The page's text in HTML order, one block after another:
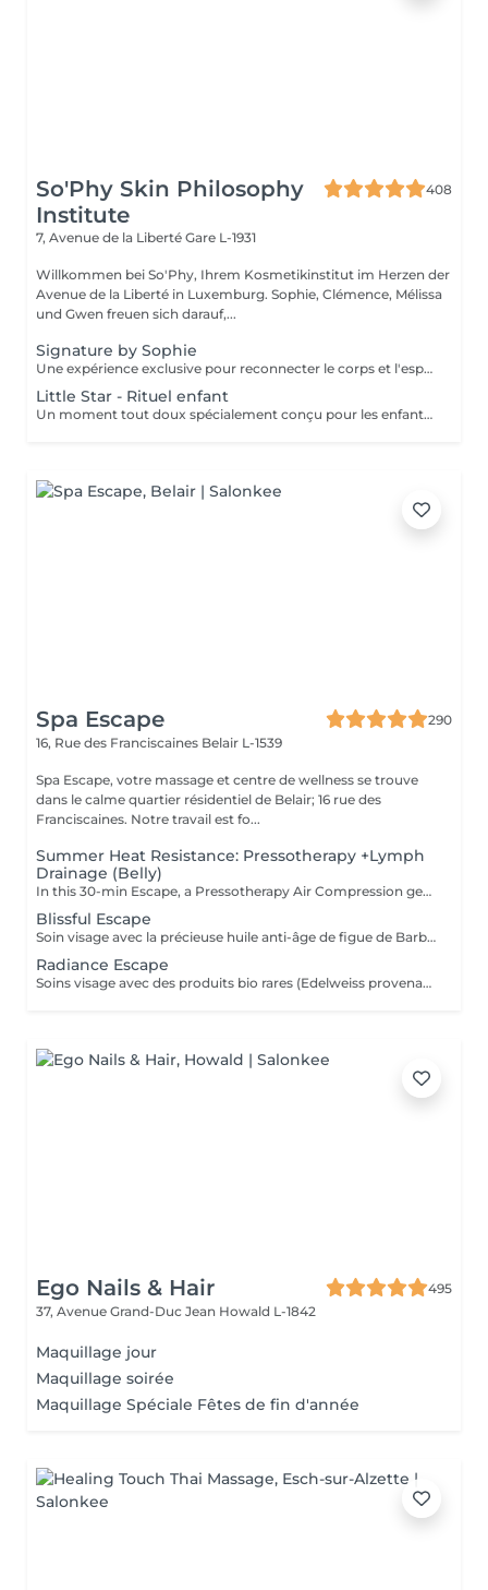
So'Phy Skin Philosophy
Institute
408
7, Avenue de la Liberté Gare L-1931
Willkommen bei So'Phy, Ihrem Kosmetikinstitut im Herzen der
Avenue de la Liberté in Luxemburg. Sophie, Clémence, Mélissa
und Gwen freuen sich darauf,...
Signature by Sophie
Une expérience exclusive pour reconnecter le corps et l'esprit. Ce soin signature débute par un bain de pieds chaud et délassant, invitant le corps à ralentir et à relâcher les premières tensions. Il se poursuit par un massage du dos profondément relaxant, conçu pour libérer les tensions musculaires, apaiser le système nerveux et installer un véritable lâcher-prise. L'expérience continue avec un soin du visage entièrement personnalisé, adapté aux besoins spécifiques de votre peau, afin de la nettoyer, l'hydrater et lui redonner confort et éclat. Au coeur de ce rituel se trouve le massage signature de Sophie, le KobiLift® : une gestuelle précise et enveloppante qui stimule, draine et raffermit la peau tout en illuminant le teint. Au-delà des résultats visibles, ce soin procure une profonde sensation d'équilibre, de légèreté et de renouveau. Un moment suspendu, où le temps ralentit, l'esprit s'apaise et le corps se sent pleinement pris en charge. Idéal pour celles et ceux qui recherchent une relaxation profonde, une peau lumineuse et une véritable parenthèse de reconnexion.
Little Star - Rituel enfant
Un moment tout doux spécialement conçu pour les enfants, afin de leur faire découvrir le plaisir de prendre soin d'eux dans un cadre rassurant et bienveillant. Vous choisissez la durée du soin (60 ou 90 minutes), et nous créons un rituel adapté à leur âge, à leurs envies et à leur sensibilité. L'expérience peut inclure différents soins tels qu'un mini soin du visage, un massage relaxant, une mini manucure ou pédicure, avec possibilité de pose de vernis. Chaque séance est pensée comme un moment ludique et apaisant, pour initier les plus jeunes au bien-être tout en douceur. Un instant de détente idéal pour leur offrir une première expérience en institut, dans le respect de leur rythme et de leurs besoins.
Spa Escape
290
16, Rue des Franciscaines Belair L-1539
Spa Escape, votre massage et centre de wellness se trouve
dans le calme quartier résidentiel de Belair; 16 rue des
Franciscaines. Notre travail est fo...
Summer Heat Resistance: Pressotherapy +Lymph
Drainage (Belly)
In this 30-min Escape, a Pressotherapy Air Compression gently tightens & relaxes the legs to boosts lymphatic drainage and reduces water retention. We add a Lymphatic Drainage Belly Massage to soothe tension and/or toxins caught in the tummy area. Your legs, and feet feel lighter, your body feels less bloated. This offer is available on Tuesday to Thursday from 10 to 3pm.
Blissful Escape
Soin visage avec la précieuse huile anti-âge de figue de Barbarie suivi d'un massage crânien + visage, cou, épaules puis un massage oriental des pieds et des jambes. Ce soin commence par un rafraîchissement stimulant des pieds pour favoriser la circulation sanguine et la relaxation.
Radiance Escape
Soins visage avec des produits bio rares (Edelweiss provenant des montagnes et Punarvana plante ayurvédique) + 60 minutes de massage aromatique. Ce soin commence par un rafraîchissement stimulant des pieds pour favoriser la circulation sanguine et la relaxation.
Ego Nails & Hair
495
37, Avenue Grand-Duc Jean Howald L-1842
Maquillage jour
Maquillage soirée
Maquillage Spéciale Fêtes de fin d'année